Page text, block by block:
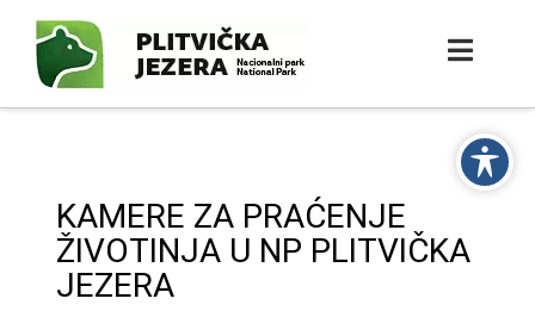
KAMERE ZA PRAĆENJE
ŽIVOTINJA U NP PLITVIČKA
JEZERA